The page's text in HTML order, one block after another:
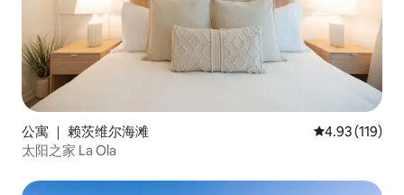
公寓 ｜ 赖茨维尔海滩 平均评分 4.93
4.93 (119)
太阳之家 La Ola